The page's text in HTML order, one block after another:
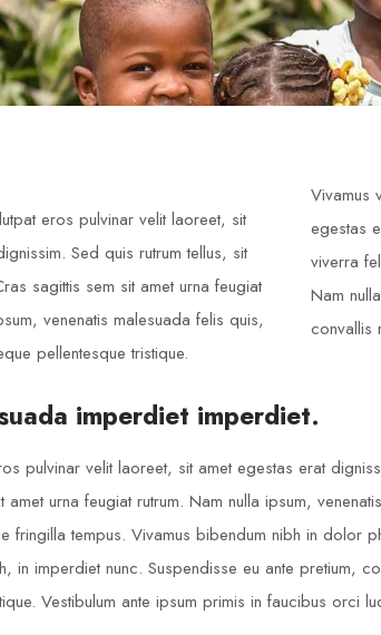
eros pulvinar velit laoreet, sit
Sed quis rutrum tellus, sit
sagittis sem sit amet urna feugiat
venenatis malesuada felis quis,
pellentesque tristique.
Vivamus
egestas
viverra
Nam
convallis
imperdiet imperdiet.
pulvinar velit laoreet, sit amet egestas erat
amet urna feugiat rutrum. Nam nulla ipsum,
fringilla tempus. Vivamus bibendum nibh in dolor
in imperdiet nunc. Suspendisse eu ante pretium,
Vestibulum ante ipsum primis in faucibus orci